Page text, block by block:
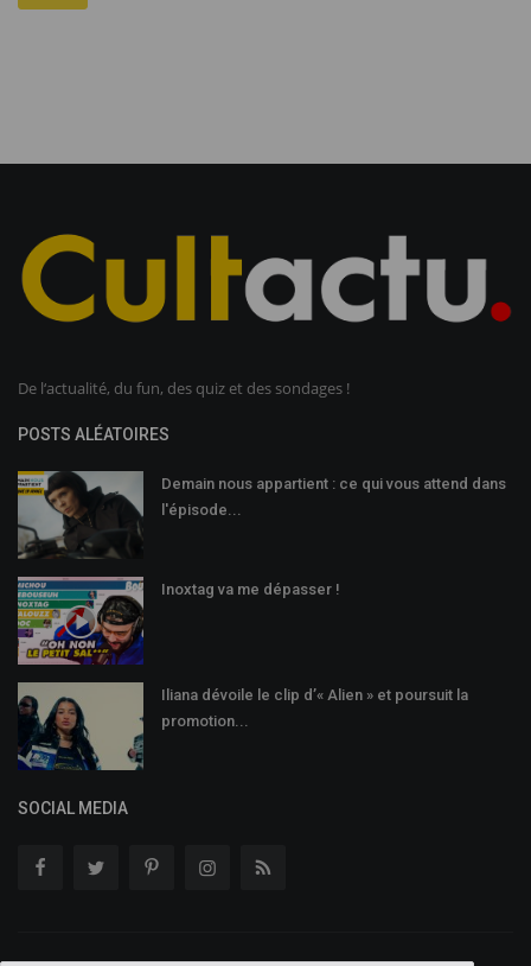
De l‘actualité, du fun, des quiz et des sondages !
POSTS ALÉATOIRES
Demain nous appartient : ce qui vous attend dans
l'épisode...
Inoxtag va me dépasser !
Iliana dévoile le clip d’« Alien » et poursuit la
promotion...
SOCIAL MEDIA